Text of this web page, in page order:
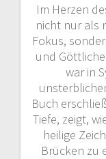
Im Herzen
nicht nur als
Fokus,
und
war in
Buch
Tiefe, zeigt,
heilige
Brücken zu